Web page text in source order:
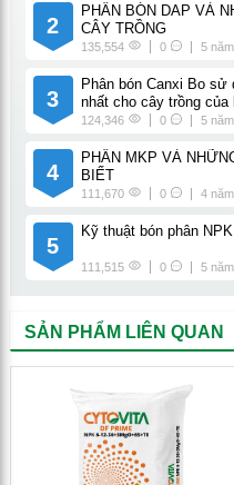
2
PHÂN BÓN DAP VÀ
CÂY TRỒNG
135,554 0 5
3
Phân bón Canxi Bo sử
nhất cho cây trồng của
124,346 0 5
4
PHÂN MKP VÀ
BIẾT
111,670 0 4
5
Kỹ thuật bón phân
111,515 0 5
SẢN PHẨM LIÊN QUAN